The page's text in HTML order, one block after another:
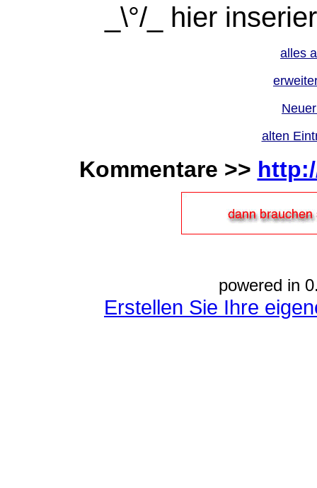
_\°/_ hier
alles
alten
Kommentare >>
powered in
Erstellen Sie Ihre